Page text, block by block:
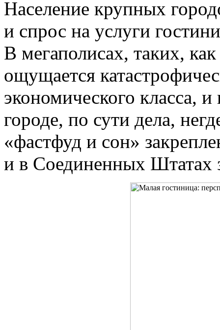
Население крупных
и спрос на услуги
В мегаполисах, таких,
ощущается
экономического класса,
городе, по сути дела,
«фастфуд и сон»
и в Соединенных Штатах